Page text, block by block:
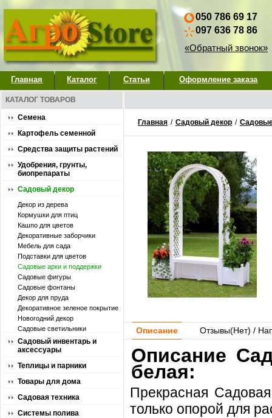
050 786 69 17
097 636 78 86
«Обратный звонок»
Главная Каталог Статьи Оформление заказа
КАТАЛОГ ТОВАРОВ
Семена
Картофель семенной
Средства защиты растений
Удобрения, грунты,
биопрепараты
Садовый декор
Декор из дерева
Кормушки для птиц
Кашпо для цветов
Декоративные заборчики
Мебель для сада
Подставки для цветов
Садовые арки и поддержки
Садовые фигуры
Садовые фонтаны
Декор для пруда
Декоративное зеленое покрытие
Новогодний декор
Садовые светильники
Садовый инвентарь и
аксессуары
Теплицы и парники
Товары для дома
Садовая техника
Системы полива
Главная / Садовый декор /
Описание Отзывы(Нет) /
Описание
белая:
Прекрасная
только опорой для